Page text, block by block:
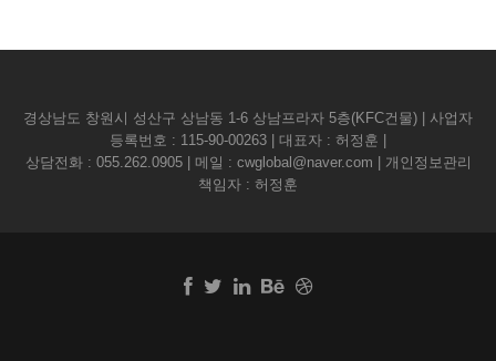
경상남도 창원시 성산구 상남동 1-6 상남프라자 5층(KFC건물) | 사업자
등록번호 : 115-90-00263 | 대표자 : 허정훈 |
상담전화 : 055.262.0905| 메일 : cwglobal@naver.com | 개인정보관리
책임자 : 허정훈